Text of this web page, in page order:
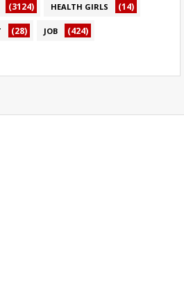
(3124) HEALTH GIRLS (14)
(28) JOB (424)